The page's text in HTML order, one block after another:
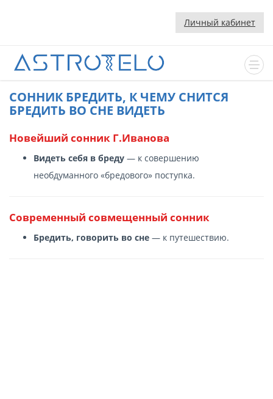
Личный кабинет
CОННИК БРЕДИТЬ, К ЧЕМУ СНИТСЯ
БРЕДИТЬ ВО СНЕ ВИДЕТЬ
Новейший сонник Г.Иванова
Видеть себя в бреду — к совершению
необдуманного «бредового» поступка.
Современный cовмещенный сонник
Бредить, говорить во сне — к путешествию.